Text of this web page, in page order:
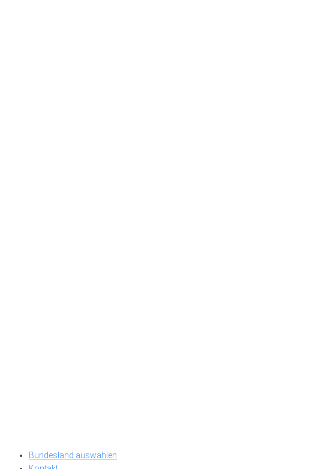
Bundesland auswählen